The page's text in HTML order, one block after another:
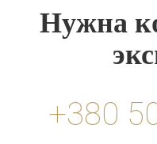
Нужна
+380